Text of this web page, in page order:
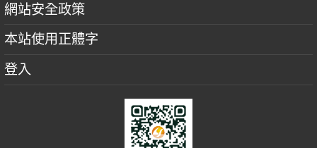
網站安全政策
本站使用正體字
登入